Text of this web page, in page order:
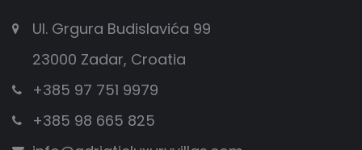
Ul. Grgura Budislavića 99
23000 Zadar, Croatia
+385 97 751 9979
+385 98 665 825